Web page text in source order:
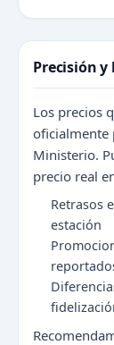
Precisión
Los precios
oficialmente
Ministerio.
precio real
Retrasos
estación